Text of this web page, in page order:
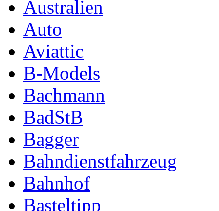
Australien
Auto
Aviattic
B-Models
Bachmann
BadStB
Bagger
Bahndienstfahrzeug
Bahnhof
Basteltipp